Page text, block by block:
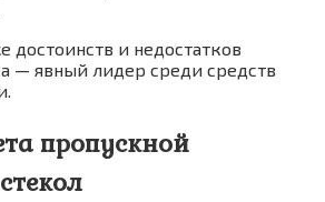
достоинств и недостатков
— явный лидер среди средств
пропускной